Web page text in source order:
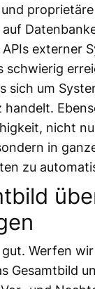
auf
externer
schwierig
sich um
handelt.
nicht
in
zu
Werfen
Gesamtbild